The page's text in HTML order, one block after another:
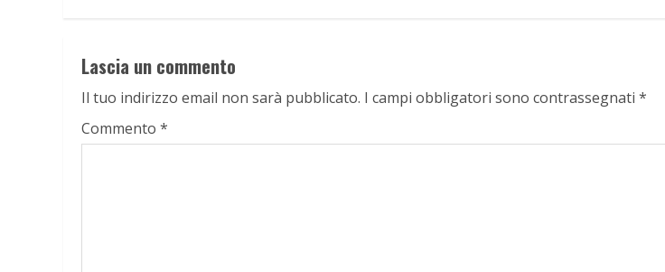
Lascia un commento
Il tuo indirizzo email non sarà pubblicato. I campi obbligatori sono contrassegnati *
Commento *